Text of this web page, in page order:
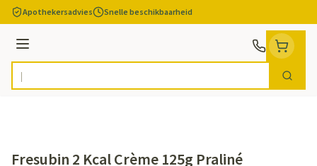
Ga naar de inhoud
Apothekersadvies Snelle beschikbaarheid
Menu
Product, merk, categorie... Zoek
Fresubin 2 Kcal Crème 125g Praliné